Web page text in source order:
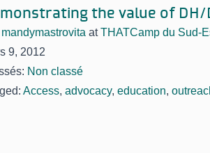
the value of
mandymastrovita atTHATCamp du Sud-
9, 2012
Non classé
Access, advocacy, education,